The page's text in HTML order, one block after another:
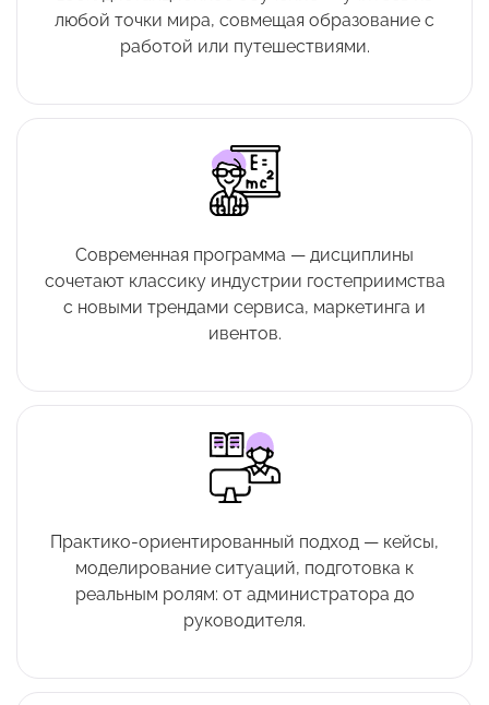
любой точки мира, совмещая образование с
работой или путешествиями.
Современная программа — дисциплины
сочетают классику индустрии гостеприимства
с новыми трендами сервиса, маркетинга и
ивентов.
Практико-ориентированный подход — кейсы,
моделирование ситуаций, подготовка к
реальным ролям: от администратора до
руководителя.